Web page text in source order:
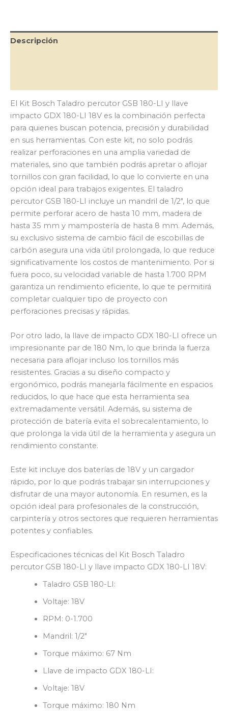
Descripción
El Kit Bosch Taladro percutor GSB 180-LI y llave
impacto GDX 180-LI 18V es la combinación perfecta
para quienes buscan potencia, precisión y durabilidad
en sus herramientas. Con este kit, no solo podrás
realizar perforaciones en una amplia variedad de
materiales, sino que también podrás apretar o aflojar
tornillos con gran facilidad, lo que lo convierte en una
opción ideal para trabajos exigentes. El taladro
percutor GSB 180-LI incluye un mandril de 1/2″, lo que
permite perforar acero de hasta 10 mm, madera de
hasta 35 mm y mampostería de hasta 8 mm. Además,
su exclusivo sistema de cambio fácil de escobillas de
carbón asegura una vida útil prolongada, lo que reduce
significativamente los costos de mantenimiento. Por si
fuera poco, su velocidad variable de hasta 1.700 RPM
garantiza un rendimiento eficiente, lo que te permitirá
completar cualquier tipo de proyecto con
perforaciones precisas y rápidas.
Por otro lado, la llave de impacto GDX 180-LI ofrece un
impresionante par de 180 Nm, lo que brinda la fuerza
necesaria para aflojar incluso los tornillos más
resistentes. Gracias a su diseño compacto y
ergonómico, podrás manejarla fácilmente en espacios
reducidos, lo que hace que esta herramienta sea
extremadamente versátil. Además, su sistema de
protección de batería evita el sobrecalentamiento, lo
que prolonga la vida útil de la herramienta y asegura un
rendimiento constante.
Este kit incluye dos baterías de 18V y un cargador
rápido, por lo que podrás trabajar sin interrupciones y
disfrutar de una mayor autonomía. En resumen, es la
opción ideal para profesionales de la construcción,
carpintería y otros sectores que requieren herramientas
potentes y confiables.
Especificaciones técnicas del Kit Bosch Taladro
percutor GSB 180-LI y llave impacto GDX 180-LI 18V:
Taladro GSB 180-LI:
Voltaje: 18V
RPM: 0-1.700
Mandril: 1/2″
Torque máximo: 67 Nm
Llave de impacto GDX 180-LI:
Voltaje: 18V
Torque máximo: 180 Nm